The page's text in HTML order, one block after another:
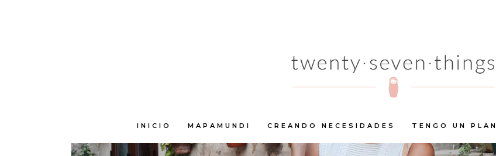
INICIO MAPAMUNDI CREANDO NECESIDADES TENGO UN PLAN